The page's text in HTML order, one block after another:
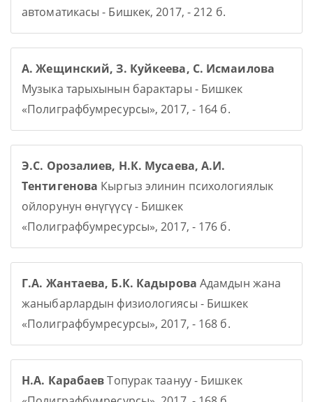
автоматикасы - Бишкек, 2017, - 212 б.
А. Жещинский, З. Куйкеева, С. Исмаилова
Музыка тарыхынын барактары - Бишкек
«Полиграфбумресурсы», 2017, - 164 б.
Э.С. Орозалиев, Н.К. Мусаева, А.И.
Тентигенова Кыргыз элинин психологиялык
ойлорунун өнүгүүсү - Бишкек
«Полиграфбумресурсы», 2017, - 176 б.
Г.А. Жантаева, Б.К. Кадырова Адамдын жана
жаныбарлардын физиологиясы - Бишкек
«Полиграфбумресурсы», 2017, - 168 б.
Н.А. КарабаевТопурак таануу - Бишкек